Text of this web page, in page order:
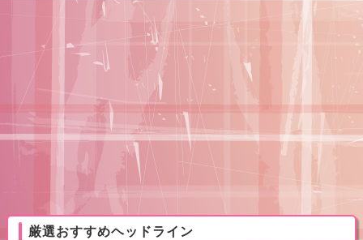
厳選おすすめヘッドライン